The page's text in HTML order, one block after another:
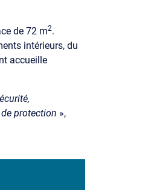
de 72 m2.
intérieurs, du
accueille
protection »,